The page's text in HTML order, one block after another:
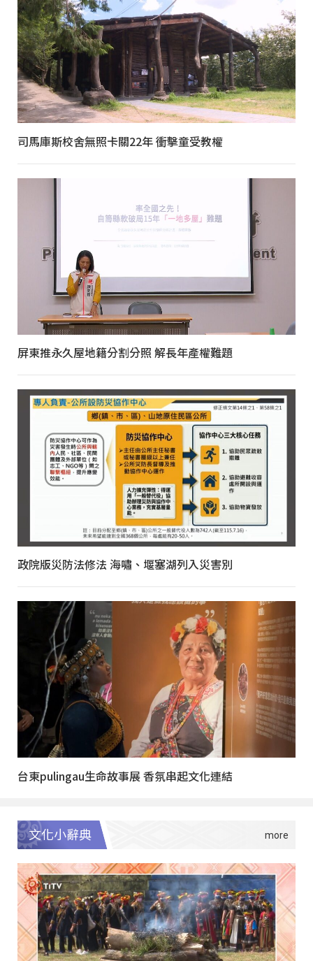
司馬庫斯校舍無照卡關22年 衝擊童受教權
屏東推永久屋地籍分割分照 解長年產權難題
政院版災防法修法 海嘯、堰塞湖列入災害別
台東pulingau生命故事展 香氛串起文化連結
文化小辭典